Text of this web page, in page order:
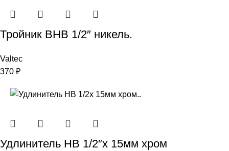
Тройник ВНВ 1/2″ никель.
Valtec
370 ₽
Удлинитель НВ 1/2″x 15мм хром